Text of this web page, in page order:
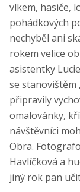
vlkem, hasiče,
pohádkových
nechyběl ani
rokem velice
asistentky
se stanovištěm
připravily
omalovánky,
návštěvníci
Obra.
Havlíčková a
jiný rok pan